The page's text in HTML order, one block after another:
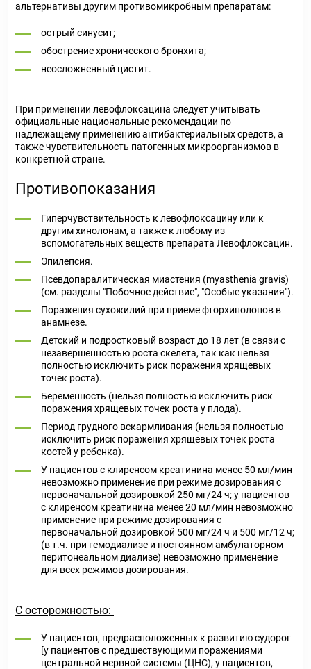
альтернативы другим противомикробным препаратам:
острый синусит;
обострение хронического бронхита;
неосложненный цистит.
При применении левофлоксацина следует учитывать
официальные национальные рекомендации по
надлежащему применению антибактериальных средств, а
также чувствительность патогенных микроорганизмов в
конкретной стране.
Противопоказания
Гиперчувствительность к левофлоксацину или к
другим хинолонам, а также к любому из
вспомогательных веществ препарата Левофлоксацин.
Эпилепсия.
Псевдопаралитическая миастения (myasthenia gravis)
(см. разделы "Побочное действие", "Особые указания").
Поражения сухожилий при приеме фторхинолонов в
анамнезе.
Детский и подростковый возраст до 18 лет (в связи с
незавершенностью роста скелета, так как нельзя
полностью исключить риск поражения хрящевых
точек роста).
Беременность (нельзя полностью исключить риск
поражения хрящевых точек роста у плода).
Период грудного вскармливания (нельзя полностью
исключить риск поражения хрящевых точек роста
костей у ребенка).
У пациентов с клиренсом креатинина менее 50 мл/мин
невозможно применение при режиме дозирования с
первоначальной дозировкой 250 мг/24 ч; у пациентов
с клиренсом креатинина менее 20 мл/мин невозможно
применение при режиме дозирования с
первоначальной дозировкой 500 мг/24 ч и 500 мг/12 ч;
(в т.ч. при гемодиализе и постоянном амбулаторном
перитонеальном диализе) невозможно применение
для всех режимов дозирования.
С осторожностью:
У пациентов, предрасположенных к развитию судорог
[у пациентов с предшествующими поражениями
центральной нервной системы (ЦНС), у пациентов,